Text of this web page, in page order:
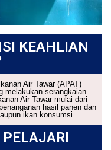
KEAHLIAN
Air Tawar (APAT)
melakukan serangkaian
Air Tawar mulai dari
hasil panen dan
ikan konsumsi